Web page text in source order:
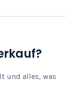
und alles, was